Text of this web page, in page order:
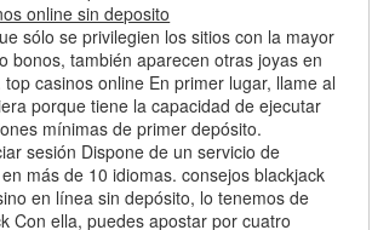
online sin deposito
sólo se privilegien los sitios con la mayor
bonos, también aparecen otras joyas en
casinos online En primer lugar, llame al
porque tiene la capacidad de ejecutar
mínimas de primer depósito.
sesión Dispone de un servicio de
más de 10 idiomas. consejos blackjack
en línea sin depósito, lo tenemos de
Con ella, puedes apostar por cuatro